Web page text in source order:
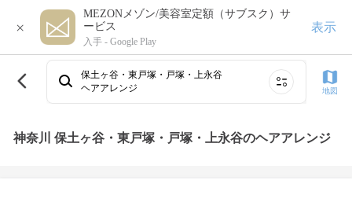
×
MEZONメゾン/美容室定額（サブスク）サ
ービス
入手 - Google Play
表示
保土ヶ谷・東戸塚・戸塚・上永谷
ヘアアレンジ
地図
神奈川 保土ヶ谷・東戸塚・戸塚・上永谷のヘアアレンジ